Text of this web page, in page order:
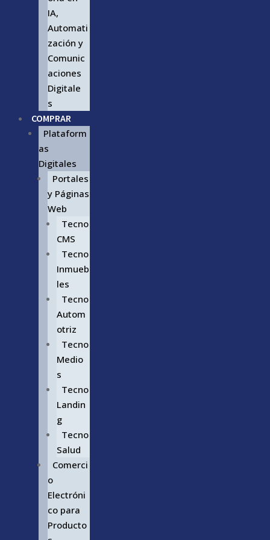
IA,
Automati
zación y
Comunic
aciones
Digitale
s
COMPRAR
Plataform
as
Digitales
Portales
y Páginas
Web
Tecno
CMS
Tecno
Inmueb
les
Tecno
Autom
otriz
Tecno
Medio
s
Tecno
Landin
g
Tecno
Salud
Comerci
o
Electróni
co para
Producto